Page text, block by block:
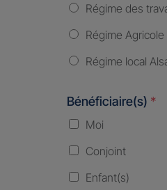
Régime des
Régime Agricole
Régime local
Bénéficiaire(s) *
Moi
Conjoint
Enfant(s)